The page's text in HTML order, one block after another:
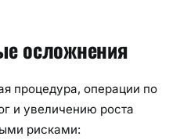
осложнения
процедура, операции по
и увеличению роста
рисками: